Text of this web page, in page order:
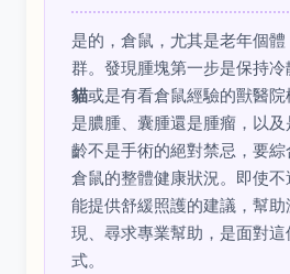
是的，倉鼠，尤其是老年個
群。發現腫塊第一步是保持
貓或是有看倉鼠經驗的獸醫
是膿腫、囊腫還是腫瘤，以
齡不是手術的絕對禁忌，要綜
倉鼠的整體健康狀況。即使
能提供舒緩照護的建議，幫
現、尋求專業幫助，是面對
式。